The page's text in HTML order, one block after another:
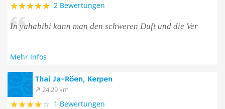
2 Bewertungen
In yahabibi kann man den schweren Duft und die Ver
Mehr Infos
Thai Ja-Röen, Kerpen
24.29 km
1 Bewertungen